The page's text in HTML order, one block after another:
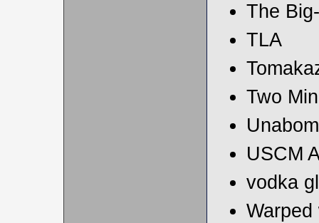
The
TLA
Two
USCM
vodka